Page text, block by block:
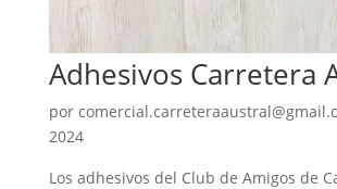
Adhesivos Carretera
por
2024
Los adhesivos del Club de Amigos de